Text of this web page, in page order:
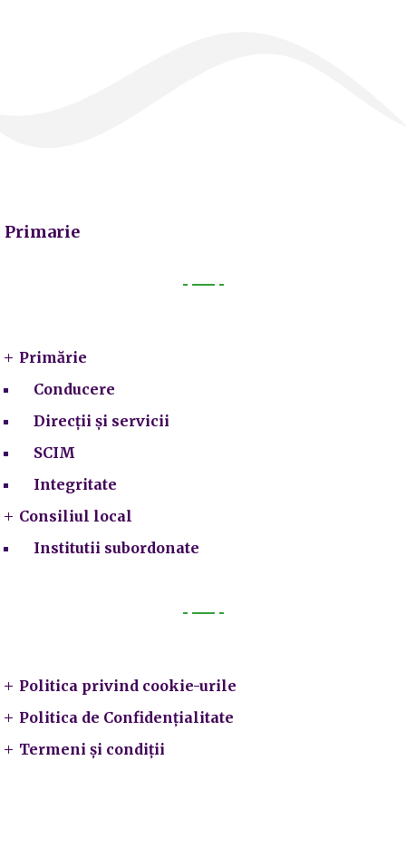
Primarie
Primărie
Conducere
Direcții și servicii
SCIM
Integritate
Consiliul local
Institutii subordonate
Politica privind cookie-urile
Politica de Confidențialitate
Termeni și condiții